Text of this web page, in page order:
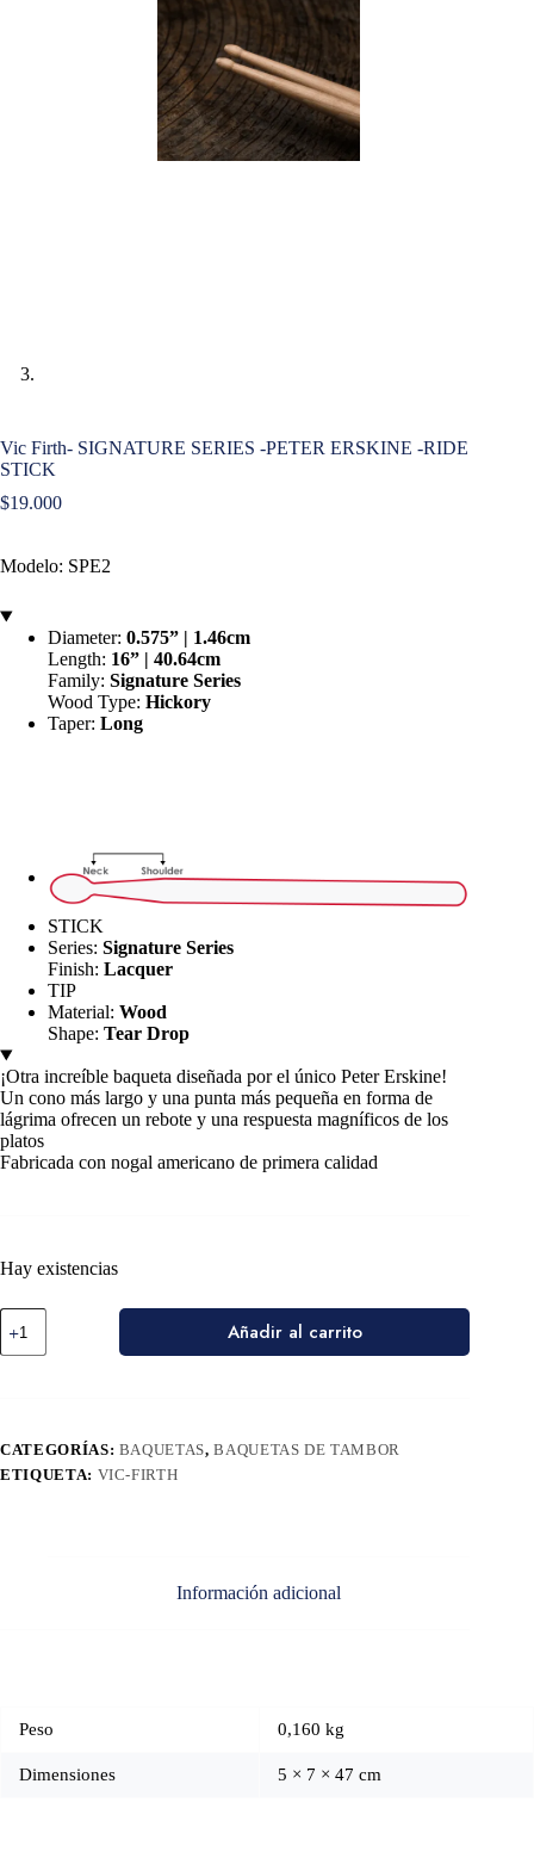
Vic Firth- SIGNATURE SERIES -PETER ERSKINE -RIDE
STICK
$19.000
Modelo: SPE2
Diameter: 0.575” | 1.46cm
Length: 16” | 40.64cm
Family: Signature Series
Wood Type: Hickory
Taper: Long
STICK
Series: Signature Series
Finish: Lacquer
TIP
Material: Wood
Shape: Tear Drop
¡Otra increíble baqueta diseñada por el único Peter Erskine!
Un cono más largo y una punta más pequeña en forma de
lágrima ofrecen un rebote y una respuesta magníficos de los
platos
Fabricada con nogal americano de primera calidad
Hay existencias
Añadir al carrito
CATEGORÍAS: BAQUETAS,BAQUETAS DE TAMBOR
ETIQUETA: VIC-FIRTH
Información adicional
Peso 0,160 kg
Dimensiones 5 × 7 × 47 cm